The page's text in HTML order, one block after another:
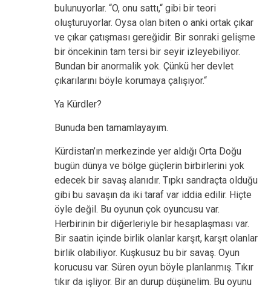
bulunuyorlar. “O, onu sattı,“ gibi bir teori
oluşturuyorlar. Oysa olan biten o anki ortak çıkar
ve çıkar çatışması gereğidir. Bir sonraki gelişme
bir öncekinin tam tersi bir seyir izleyebiliyor.
Bundan bir anormalik yok. Çünkü her devlet
çıkarılarını böyle korumaya çalışıyor.“
Ya Kürdler?
Bunuda ben tamamlayayım.
Kürdistan’ın merkezinde yer aldığı Orta Doğu
bugün dünya ve bölge güçlerin birbirlerini yok
edecek bir savaş alanıdır. Tıpkı sandraçta olduğu
gibi bu savaşın da iki taraf var iddia edilir. Hiçte
öyle değil. Bu oyunun çok oyuncusu var.
Herbirinin bir diğerleriyle bir hesaplaşması var.
Bir saatin içinde birlik olanlar karşıt, karşıt olanlar
birlik olabiliyor. Kuşkusuz bu bir savaş. Oyun
korucusu var. Süren oyun böyle planlanmış. Tıkır
tıkır da işliyor. Bir an durup düşünelim. Bu oyunu